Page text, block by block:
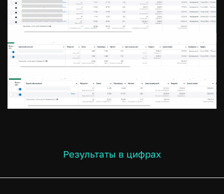
Результаты в цифрах